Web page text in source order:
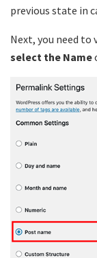
previous state in
Next, you need to
select the Name